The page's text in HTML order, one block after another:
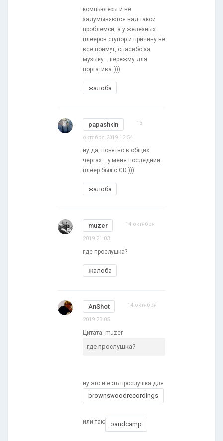
компьютеры и не
задумываются над такой
проблемой, а у железных
плееров ступор и причину не
все поймут, спасибо за
музыку... пережму для
портатива..)))
жалоба
papashkin 13
октября 2019 12:54
ну да, понятно в общих
чертах... у меня последний
плеер был c CD )))
жалоба
muzer 14 октября
2019 21:03
где прослушка?
жалоба
AnShot 14 октября
2019 23:05
Цитата: muzer
где прослушка?
ну это и есть прослушка для
brownswoodrecordings
или так: bandcamp